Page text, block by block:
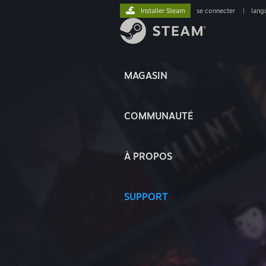
MAGASIN
COMMUNAUTÉ
À PROPOS
SUPPORT
Installer Steam se connecter